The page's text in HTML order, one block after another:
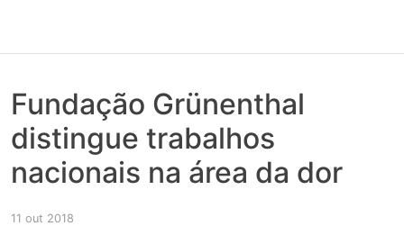
Fundação Grünenthal
distingue trabalhos
nacionais na área da dor
11 out 2018